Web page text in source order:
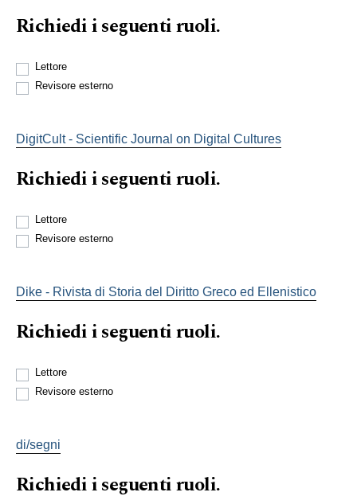
Richiedi i seguenti ruoli.
Lettore
Revisore esterno
DigitCult - Scientific Journal on Digital Cultures
Richiedi i seguenti ruoli.
Lettore
Revisore esterno
Dike - Rivista di Storia del Diritto Greco ed Ellenistico
Richiedi i seguenti ruoli.
Lettore
Revisore esterno
di/segni
Richiedi i seguenti ruoli.